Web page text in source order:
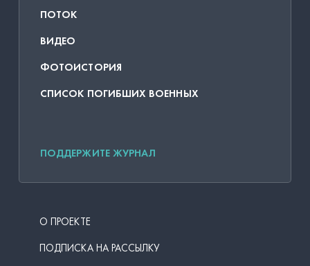
ПОТОК
ВИДЕО
ФОТОИСТОРИЯ
СПИСОК ПОГИБШИХ ВОЕННЫХ
ПОДДЕРЖИТЕ ЖУРНАЛ
О ПРОЕКТЕ
ПОДПИСКА НА РАССЫЛКУ